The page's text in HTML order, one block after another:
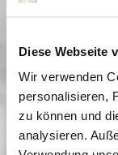
Diese Webseite
Wir verwenden
personalisieren,
zu können und
analysieren.
24 Januar
Jüdisches